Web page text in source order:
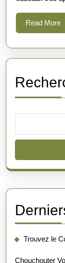
de
Read More
Trouvez le
Chouchouter